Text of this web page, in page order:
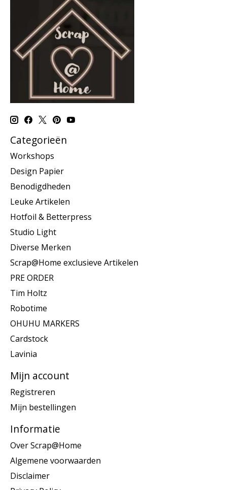
Categorieën
Workshops
Design Papier
Benodigdheden
Leuke Artikelen
Hotfoil & Betterpress
Studio Light
Diverse Merken
Scrap@Home exclusieve Artikelen
PRE ORDER
Tim Holtz
Robotime
OHUHU MARKERS
Cardstock
Lavinia
Mijn account
Registreren
Mijn bestellingen
Informatie
Over Scrap@Home
Algemene voorwaarden
Disclaimer